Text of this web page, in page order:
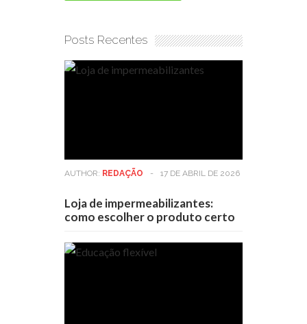
Posts Recentes
AUTHOR: REDAÇÃO - 17 DE ABRIL DE 2026
Loja de impermeabilizantes:
como escolher o produto certo